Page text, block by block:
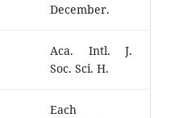
December.
Aca. Intl. J.
Soc. Sci. H.
Each